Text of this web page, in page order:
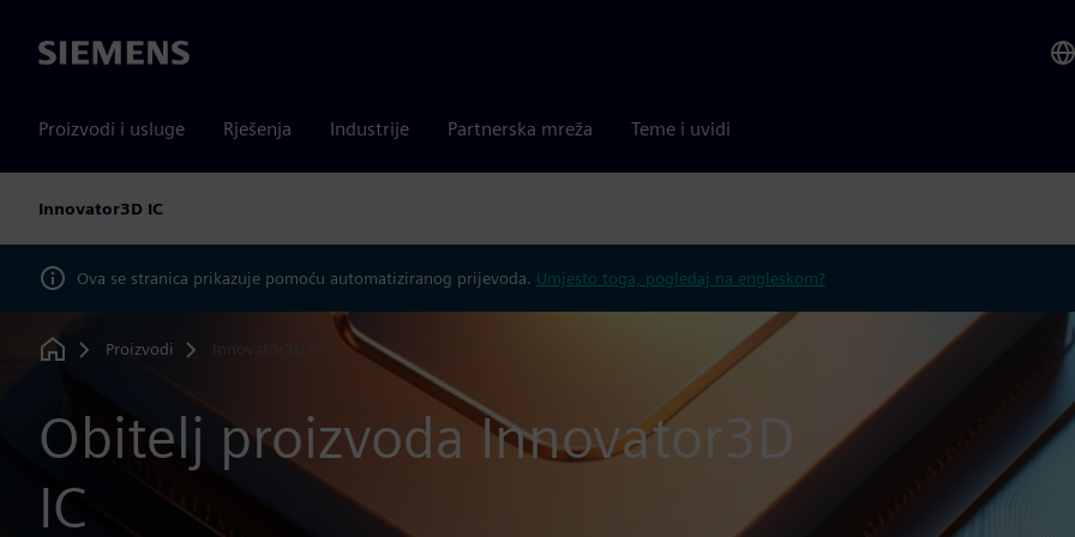
Siemens
Proizvodi i usluge Rješenja Industrije Partnerska mreža Teme i uvidi
Innovator3D IC
Ova se stranica prikazuje pomoću automatiziranog prijevoda. Umjesto toga, pogledaj na engleskom?
Home
Proizvodi Innovator3D IC
Obitelj proizvoda Innovator3D
IC